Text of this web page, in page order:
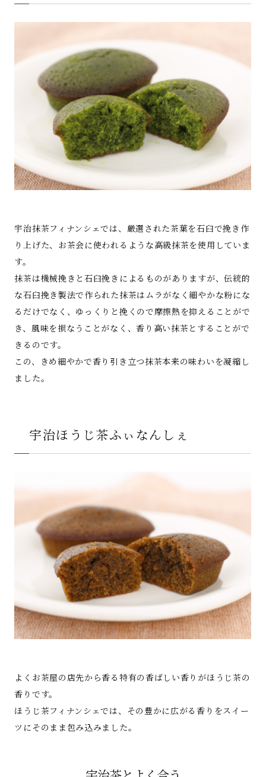
宇治抹茶フィナンシェでは、厳選された茶葉を石臼で挽き作
り上げた、お茶会に使われるような高級抹茶を使用していま
す。
抹茶は機械挽きと石臼挽きによるものがありますが、伝統的
な石臼挽き製法で作られた抹茶はムラがなく細やかな粉にな
るだけでなく、ゆっくりと挽くので摩擦熱を抑えることがで
き、風味を損なうことがなく、香り高い抹茶とすることがで
きるのです。
この、きめ細やかで香り引き立つ抹茶本来の味わいを凝縮し
ました。
宇治ほうじ茶ふぃなんしぇ
よくお茶屋の店先から香る特有の香ばしい香りがほうじ茶の
香りです。
ほうじ茶フィナンシェでは、その豊かに広がる香りをスイー
ツにそのまま包み込みました。